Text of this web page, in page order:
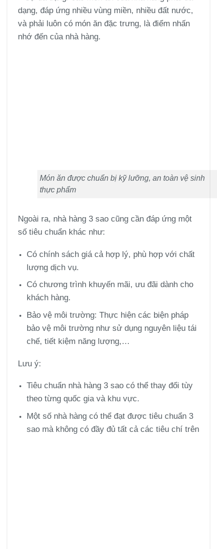
dạng, đáp ứng nhiều vùng miền, nhiều đất nước,
và phải luôn có món ăn đặc trưng, là điểm nhấn
nhớ đến của nhà hàng.
Món ăn được chuẩn bị kỹ lưỡng, an toàn vệ sinh
thực phẩm
Ngoài ra, nhà hàng 3 sao cũng cần đáp ứng một
số tiêu chuẩn khác như:
Có chính sách giá cả hợp lý, phù hợp với chất
lượng dịch vụ.
Có chương trình khuyến mãi, ưu đãi dành cho
khách hàng.
Bảo vệ môi trường: Thực hiện các biện pháp
bảo vệ môi trường như sử dụng nguyên liệu tái
chế, tiết kiệm năng lượng,…
Lưu ý:
Tiêu chuẩn nhà hàng 3 sao có thể thay đổi tùy
theo từng quốc gia và khu vực.
Một số nhà hàng có thể đạt được tiêu chuẩn 3
sao mà không có đầy đủ tất cả các tiêu chí trên